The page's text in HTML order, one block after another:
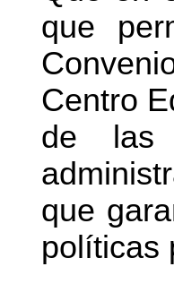
que
Centro
de las
que
políticas